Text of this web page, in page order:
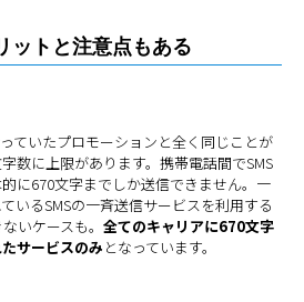
ットと注意点もある
ていたプロモーションと全く同じことが
数に上限があります。携帯電話間でSMS
に670文字までしか送信できません。一
いるSMSの一斉送信サービスを利用する
いケースも。 全てのキャリアに670文字
サービスのみ となっています。